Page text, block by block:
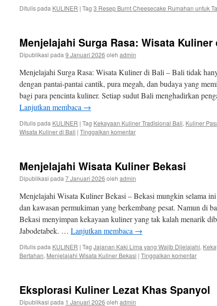
Ditulis pada KULINER | Tag 3 Resep Burnt Cheesecake Rumahan untuk
Menjelajahi Surga Rasa: Wisata Kuliner
Dipublikasi pada 9 Januari 2026 oleh admin
Menjelajahi Surga Rasa: Wisata Kuliner di Bali – Bali tidak
dengan pantai-pantai cantik, pura megah, dan budaya yang
bagi para pencinta kuliner. Setiap sudut Bali menghadirkan
Lanjutkan membaca →
Ditulis pada KULINER | Tag Kekayaan Kuliner Tradisional Bali, Kuliner
Wisata Kuliner di Bali | Tinggalkan komentar
Menjelajahi Wisata Kuliner Bekasi
Dipublikasi pada 7 Januari 2026 oleh admin
Menjelajahi Wisata Kuliner Bekasi – Bekasi mungkin selama
dan kawasan permukiman yang berkembang pesat. Namun di
Bekasi menyimpan kekayaan kuliner yang tak kalah menarik
Jabodetabek. … Lanjutkan membaca →
Ditulis pada KULINER | Tag Jajanan Kaki Lima yang Wajib Dijelajahi,
Bertahan, Menjelajahi Wisata Kuliner Bekasi | Tinggalkan komentar
Eksplorasi Kuliner Lezat Khas Spanyol
Dipublikasi pada 1 Januari 2026 oleh admin